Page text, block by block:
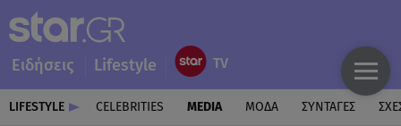
Ειδήσεις Lifestyle
LIFESTYLE CELEBRITIES MEDIA ΜΟΔΑ ΣΥΝΤΑΓΕΣ